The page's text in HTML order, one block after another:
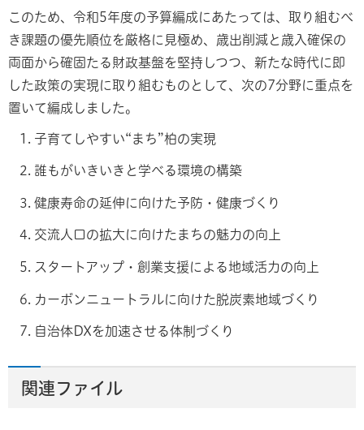
このため、令和5年度の予算編成にあたっては、取り組むべ
き課題の優先順位を厳格に見極め、歳出削減と歳入確保の
両面から確固たる財政基盤を堅持しつつ、新たな時代に即
した政策の実現に取り組むものとして、次の7分野に重点を
置いて編成しました。
子育てしやすい“まち”柏の実現
誰もがいきいきと学べる環境の構築
健康寿命の延伸に向けた予防・健康づくり
交流人口の拡大に向けたまちの魅力の向上
スタートアップ・創業支援による地域活力の向上
カーボンニュートラルに向けた脱炭素地域づくり
自治体DXを加速させる体制づくり
関連ファイル